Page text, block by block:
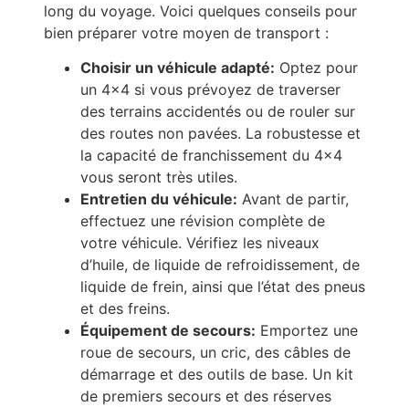
long du voyage. Voici quelques conseils pour
bien préparer votre moyen de transport :
Choisir un véhicule adapté: Optez pour
un 4×4 si vous prévoyez de traverser
des terrains accidentés ou de rouler sur
des routes non pavées. La robustesse et
la capacité de franchissement du 4×4
vous seront très utiles.
Entretien du véhicule: Avant de partir,
effectuez une révision complète de
votre véhicule. Vérifiez les niveaux
d’huile, de liquide de refroidissement, de
liquide de frein, ainsi que l’état des pneus
et des freins.
Équipement de secours: Emportez une
roue de secours, un cric, des câbles de
démarrage et des outils de base. Un kit
de premiers secours et des réserves